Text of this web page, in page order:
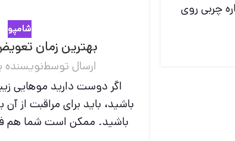
چربی روی
شامپو
بهترین زمان
ارسال توسطنویسنده
اگر دوست دارید موهایی
باشید، باید برای مراقبت از
باشید. ممکن است شما هم